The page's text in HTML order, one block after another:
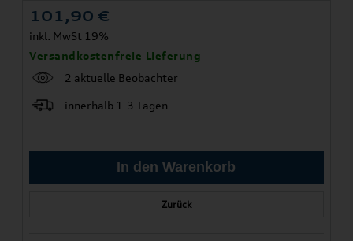
101,90 €
inkl. MwSt 19%
Versandkostenfreie Lieferung
2 aktuelle Beobachter
innerhalb 1-3 Tagen
Zurück